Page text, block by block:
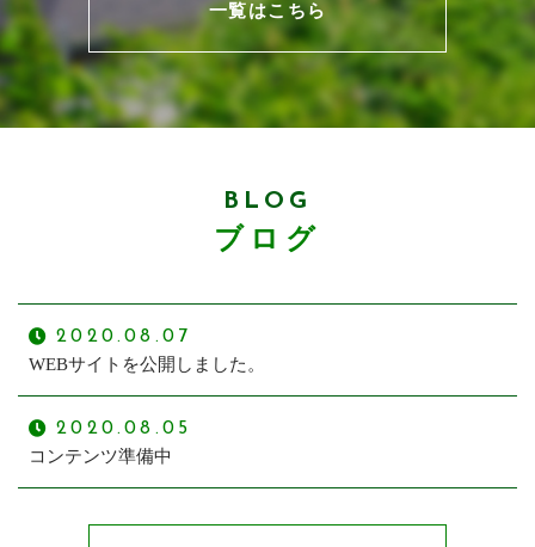
一覧はこちら
BLOG
ブログ
2020.08.07
WEBサイトを公開しました。
2020.08.05
コンテンツ準備中